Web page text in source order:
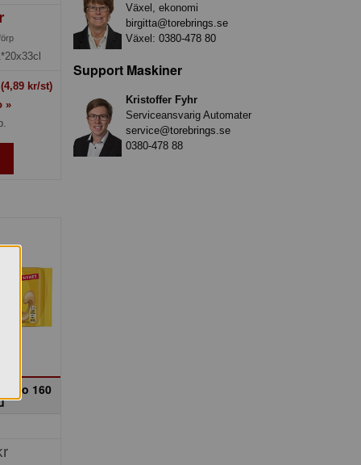
(4,89 kr/st)
»
160
Växel, ekonomi
birgitta@torebrings.se
Växel: 0380-478 80
Support Maskiner
Kristoffer Fyhr
Serviceansvarig Automater
service@torebrings.se
0380-478 88